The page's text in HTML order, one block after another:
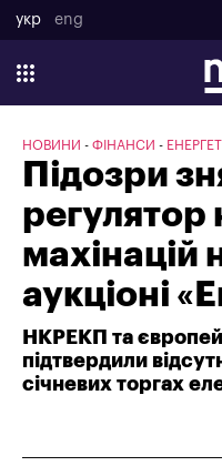
укр eng
НОВИНИ ФІНАНСИ
Підозри
регулятор
махінацій
аукціоні
НКРЕКП та
підтвердили
січневих торгах